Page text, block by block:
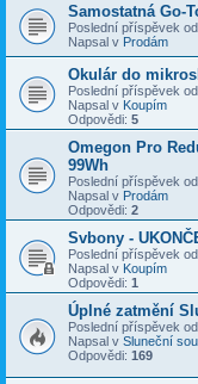
Samostatná Go-
Poslední příspěvek od
Napsal v Prodám
Okulár do
Poslední příspěvek od
Napsal v Koupím
Odpovědi: 5
Omegon Pro
99Wh
Poslední příspěvek od
Napsal v Prodám
Odpovědi: 2
Svbony -
Poslední příspěvek od
Napsal v Koupím
Odpovědi: 1
Úplné zatmění
Poslední příspěvek od
Napsal v Sluneční
Odpovědi: 169